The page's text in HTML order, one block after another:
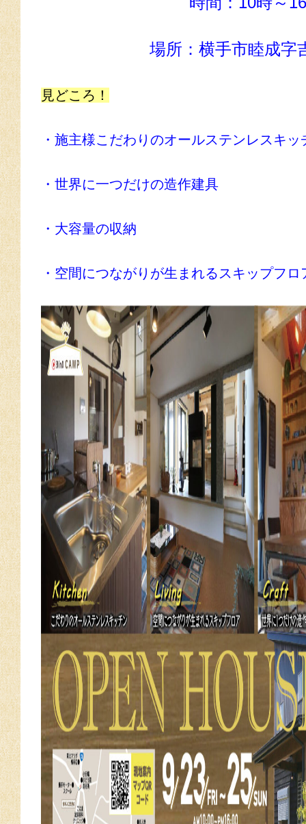
場所：横手市睦成字
見どころ！
・施主様こだわりのオールステンレスキッ
・世界に一つだけの造作建具
・大容量の収納
・空間につながりが生まれるスキップフロ